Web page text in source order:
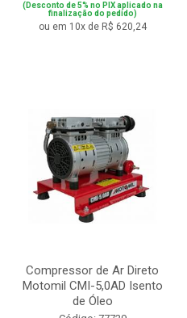
(Desconto de 5% no PIX aplicado na
finalização do pedido)
ou em 10x de R$ 620,24
Compressor de Ar Direto
Motomil CMI-5,0AD Isento
de Óleo